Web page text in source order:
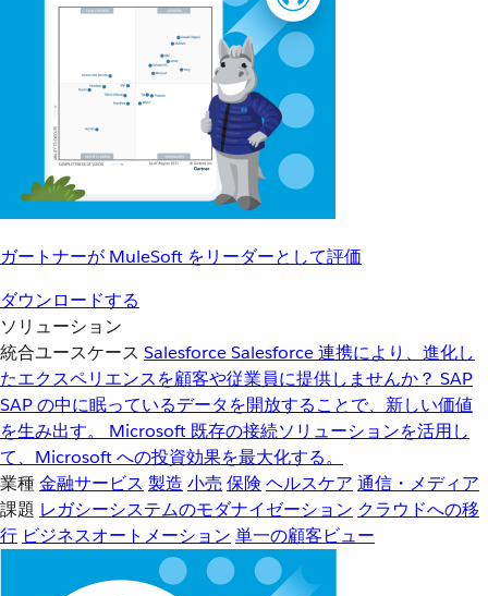
ガートナーが MuleSoft をリーダーとして評価
ダウンロードする
ソリューション
統合ユースケース SalesforceSalesforce 連携により、進化し
たエクスペリエンスを顧客や従業員に提供しませんか？ SAP
SAP の中に眠っているデータを開放することで、新しい価値
を生み出す。
Microsoft 既存の接続ソリューションを活用し
て、Microsoft への投資効果を最大化する。
業種金融サービス 製造 小売 保険 ヘルスケア 通信・メディア
課題 レガシーシステムのモダナイゼーション クラウドへの移
行 ビジネスオートメーション 単一の顧客ビュー